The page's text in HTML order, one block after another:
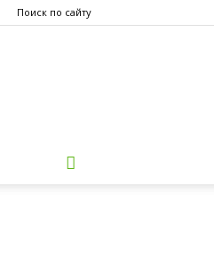
Поиск по сайту